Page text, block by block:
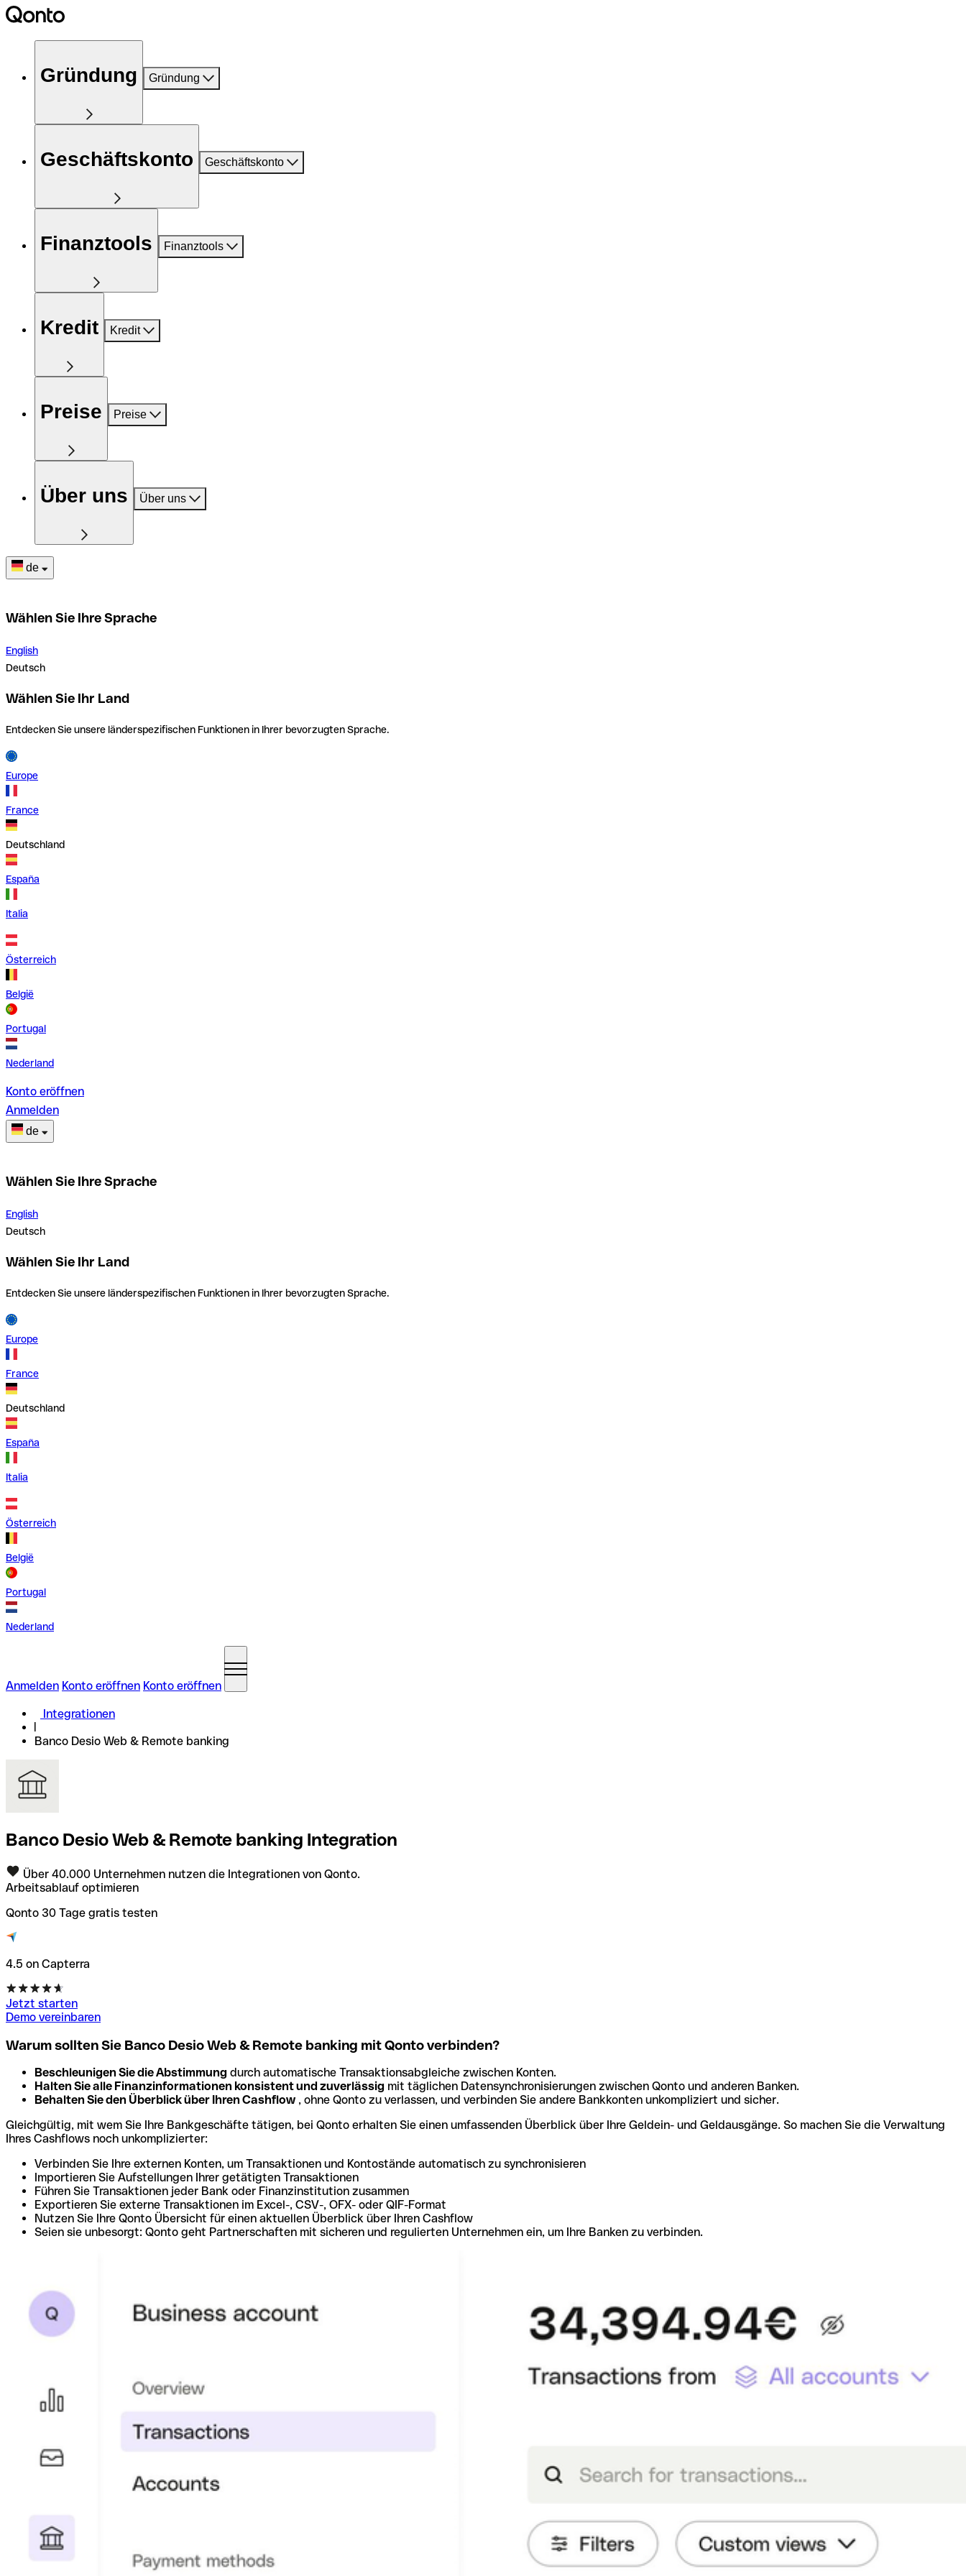
Gründung Gründung
Geschäftskonto Geschäftskonto
Finanztools Finanztools
Kredit Kredit
Preise Preise
Über uns Über uns
de
Wählen Sie Ihre Sprache
English
Deutsch
Wählen Sie Ihr Land
Entdecken Sie unsere länderspezifischen Funktionen in Ihrer bevorzugten Sprache.
Europe
France
Deutschland
España
Italia
Österreich
België
Portugal
Nederland
Konto eröffnen
Anmelden
de
Wählen Sie Ihre Sprache
English
Deutsch
Wählen Sie Ihr Land
Entdecken Sie unsere länderspezifischen Funktionen in Ihrer bevorzugten Sprache.
Europe
France
Deutschland
España
Italia
Österreich
België
Portugal
Nederland
Anmelden Konto eröffnen Konto eröffnen
Integrationen
Banco Desio Web & Remote banking
Banco Desio Web & Remote banking Integration
Über 40.000 Unternehmen nutzen die Integrationen von Qonto.
Arbeitsablauf optimieren
Qonto 30 Tage gratis testen
4.5 on Capterra
Jetzt starten
Demo vereinbaren
Warum sollten Sie Banco Desio Web & Remote banking mit Qonto verbinden?
Beschleunigen Sie die Abstimmung durch automatische Transaktionsabgleiche zwischen Konten.
Halten Sie alle Finanzinformationen konsistent und zuverlässig mit täglichen Datensynchronisierungen zwischen Qonto und anderen Banken.
Behalten Sie den Überblick über Ihren Cashflow , ohne Qonto zu verlassen, und verbinden Sie andere Bankkonten unkompliziert und sicher.
Gleichgültig, mit wem Sie Ihre Bankgeschäfte tätigen, bei Qonto erhalten Sie einen umfassenden Überblick über Ihre Geldein- und Geldausgänge. So machen Sie die Verwaltung
Ihres Cashflows noch unkomplizierter:
Verbinden Sie Ihre externen Konten, um Transaktionen und Kontostände automatisch zu synchronisieren
Importieren Sie Aufstellungen Ihrer getätigten Transaktionen
Führen Sie Transaktionen jeder Bank oder Finanzinstitution zusammen
Exportieren Sie externe Transaktionen im Excel-, CSV-, OFX- oder QIF-Format
Nutzen Sie Ihre Qonto Übersicht für einen aktuellen Überblick über Ihren Cashflow
Seien sie unbesorgt: Qonto geht Partnerschaften mit sicheren und regulierten Unternehmen ein, um Ihre Banken zu verbinden.